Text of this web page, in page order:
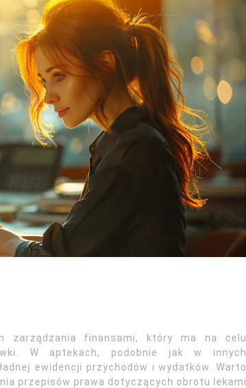
zarządzania finansami, który ma na celu
W aptekach, podobnie jak w innych
ewidencji przychodów i wydatków. Warto
przepisów prawa dotyczących obrotu lekami